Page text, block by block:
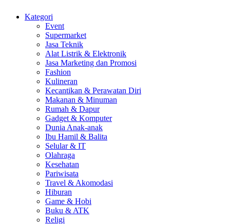
Kategori
Event
Supermarket
Jasa Teknik
Alat Listrik & Elektronik
Jasa Marketing dan Promosi
Fashion
Kulineran
Kecantikan & Perawatan Diri
Makanan & Minuman
Rumah & Dapur
Gadget & Komputer
Dunia Anak-anak
Ibu Hamil & Balita
Selular & IT
Olahraga
Kesehatan
Pariwisata
Travel & Akomodasi
Hiburan
Game & Hobi
Buku & ATK
Religi